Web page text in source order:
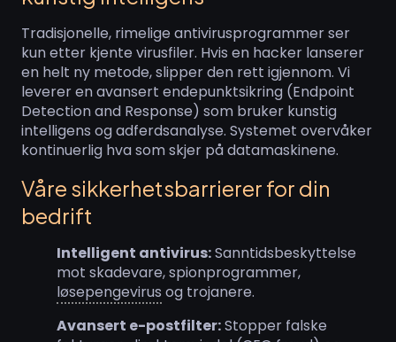
Tradisjonelle, rimelige antivirusprogrammer ser
kun etter kjente virusfiler. Hvis en hacker lanserer
en helt ny metode, slipper den rett igjennom. Vi
leverer en avansert endepunktsikring (Endpoint
Detection and Response) som bruker kunstig
intelligens og adferdsanalyse. Systemet overvåker
kontinuerlig hva som skjer på datamaskinene.
Våre sikkerhetsbarrierer for din
bedrift
Intelligent antivirus:Sanntidsbeskyttelse
mot skadevare, spionprogrammer,
løsepengevirus og trojanere.
Avansert e-postfilter:Stopper falske